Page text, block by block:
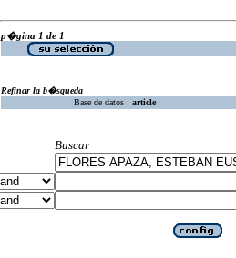
p�gina 1 de 1
Refinar la b�squeda
Base de datos : article
Buscar